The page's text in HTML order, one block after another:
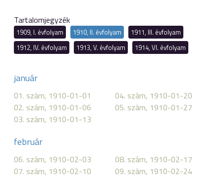
Tartalomjegyzék
1909, I. évfolyam 1910, II. évfolyam
1911, III. évfolyam
1912, IV. évfolyam
1913, V. évfolyam 1914, VI. évfolyam
január
01. szám, 1910-01-01
02. szám, 1910-01-06
03. szám, 1910-01-13
04. szám, 1910-01-20
05. szám, 1910-01-27
február
06. szám, 1910-02-03
07. szám, 1910-02-10
08. szám, 1910-02-17
09. szám, 1910-02-24